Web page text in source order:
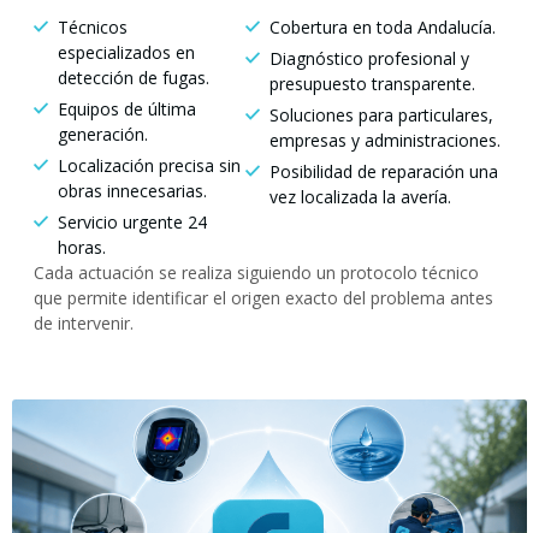
Técnicos
especializados en
detección de fugas.
Equipos de última
generación.
Localización precisa sin
obras innecesarias.
Servicio urgente 24
horas.
Cobertura en toda Andalucía.
Diagnóstico profesional y
presupuesto transparente.
Soluciones para particulares,
empresas y administraciones.
Posibilidad de reparación una
vez localizada la avería.
Cada actuación se realiza siguiendo un protocolo técnico
que permite identificar el origen exacto del problema antes
de intervenir.